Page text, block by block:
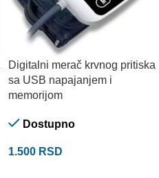
Digitalni merač krvnog pritiska
sa USB napajanjem i
memorijom
Dostupno
1.500 RSD